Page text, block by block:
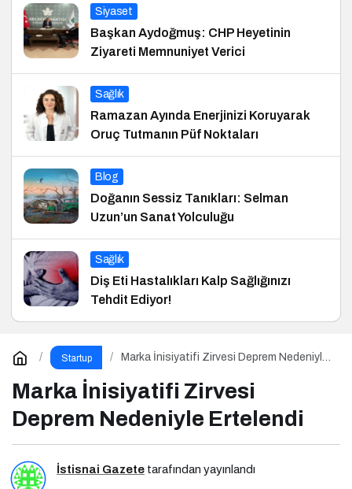
Siyaset
Başkan Aydoğmuş: CHP Heyetinin
Ziyareti Memnuniyet Verici
Sağlık
Ramazan Ayında Enerjinizi Koruyarak
Oruç Tutmanın Püf Noktaları
Blog
Doğanın Sessiz Tanıkları: Selman
Uzun’un Sanat Yolculuğu
Sağlık
Diş Eti Hastalıkları Kalp Sağlığınızı
Tehdit Ediyor!
Startup
Marka İnisiyatifi Zirvesi Deprem Nedeniyle
Marka İnisiyatifi Zirvesi
Deprem Nedeniyle Ertelendi
İstisnai Gazete tarafından yayınlandı